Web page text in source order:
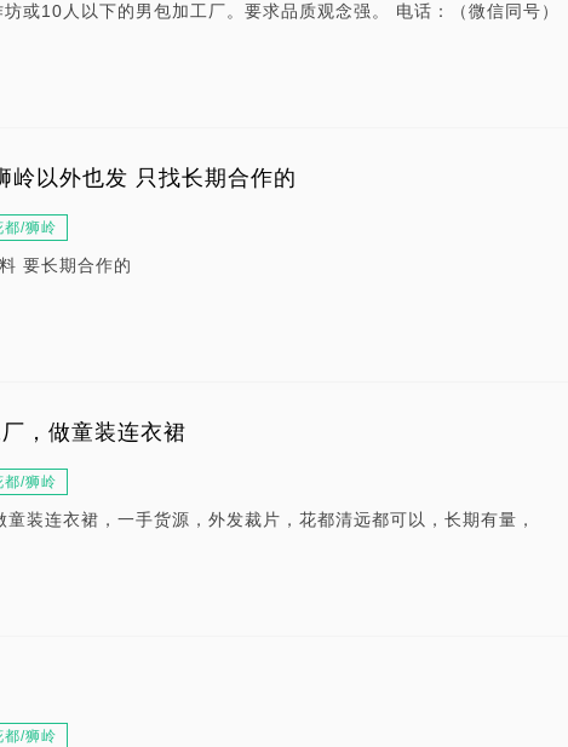
或10人以下的男包加工厂。要求品质观念强。 电话：（微信同号）
岭以外也发 只找长期合作的
都/狮岭
要长期合作的
，做童装连衣裙
都/狮岭
装连衣裙，一手货源，外发裁片，花都清远都可以，长期有量，
都/狮岭